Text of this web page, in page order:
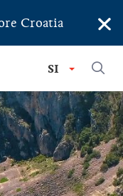
Croatia ×
SI